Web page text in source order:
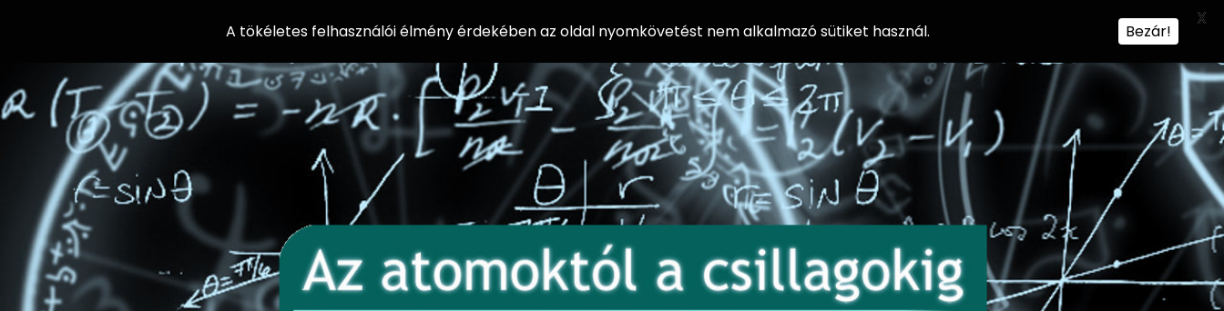
AZ
AT
Előadássorozat
középiskolásoknak
A tökéletes felhasználói élmény érdekében az oldal nyomkövetést nem alkalmazó sütiket használ. Bezár!
X